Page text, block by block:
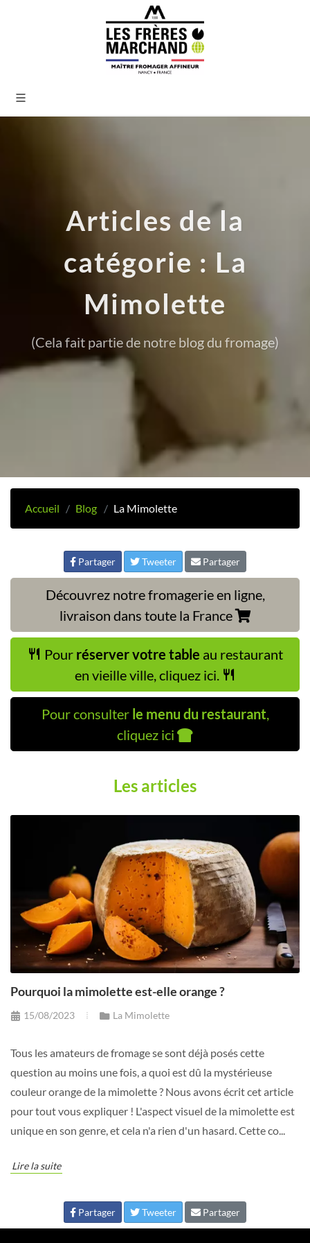
Articles de la
catégorie : La
Mimolette
(Cela fait partie de notre blog du fromage)
Accueil Blog La Mimolette
Partager Tweeter Partager
Découvrez notre fromagerie en ligne,
livraison dans toute la France
Pour réserver votre table au restaurant
en vieille ville, cliquez ici.
Pour consulter le menu du restaurant
cliquez ici
Les articles
Pourquoi la mimolette est-elle orange ?
15/08/2023 La Mimolette
Tous les amateurs de fromage se sont déjà posés cette
question au moins une fois, a quoi est dû la mystérieuse
couleur orange de la mimolette ? Nous avons écrit cet article
pour tout vous expliquer ! L'aspect visuel de la mimolette est
unique en son genre, et cela n'a rien d'un hasard. Cette co...
Lire la suite
Partager Tweeter Partager